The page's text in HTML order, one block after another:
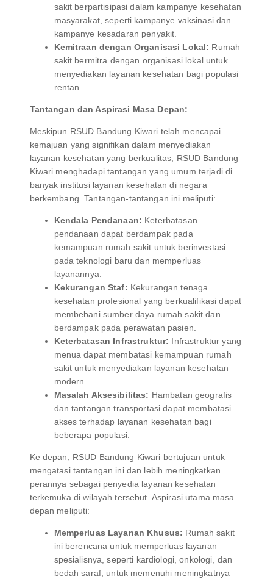
sakit berpartisipasi dalam kampanye kesehatan
masyarakat, seperti kampanye vaksinasi dan
kampanye kesadaran penyakit.
Kemitraan dengan Organisasi Lokal: Rumah
sakit bermitra dengan organisasi lokal untuk
menyediakan layanan kesehatan bagi populasi
rentan.
Tantangan dan Aspirasi Masa Depan:
Meskipun RSUD Bandung Kiwari telah mencapai
kemajuan yang signifikan dalam menyediakan
layanan kesehatan yang berkualitas, RSUD Bandung
Kiwari menghadapi tantangan yang umum terjadi di
banyak institusi layanan kesehatan di negara
berkembang. Tantangan-tantangan ini meliputi:
Kendala Pendanaan: Keterbatasan
pendanaan dapat berdampak pada
kemampuan rumah sakit untuk berinvestasi
pada teknologi baru dan memperluas
layanannya.
Kekurangan Staf: Kekurangan tenaga
kesehatan profesional yang berkualifikasi dapat
membebani sumber daya rumah sakit dan
berdampak pada perawatan pasien.
Keterbatasan Infrastruktur: Infrastruktur yang
menua dapat membatasi kemampuan rumah
sakit untuk menyediakan layanan kesehatan
modern.
Masalah Aksesibilitas: Hambatan geografis
dan tantangan transportasi dapat membatasi
akses terhadap layanan kesehatan bagi
beberapa populasi.
Ke depan, RSUD Bandung Kiwari bertujuan untuk
mengatasi tantangan ini dan lebih meningkatkan
perannya sebagai penyedia layanan kesehatan
terkemuka di wilayah tersebut. Aspirasi utama masa
depan meliputi:
Memperluas Layanan Khusus: Rumah sakit
ini berencana untuk memperluas layanan
spesialisnya, seperti kardiologi, onkologi, dan
bedah saraf, untuk memenuhi meningkatnya